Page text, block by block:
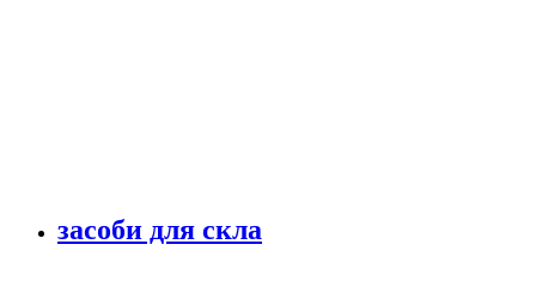
засоби для скла